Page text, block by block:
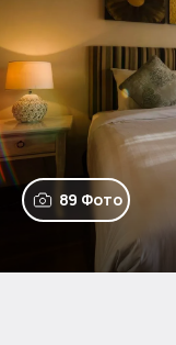
89 Фото